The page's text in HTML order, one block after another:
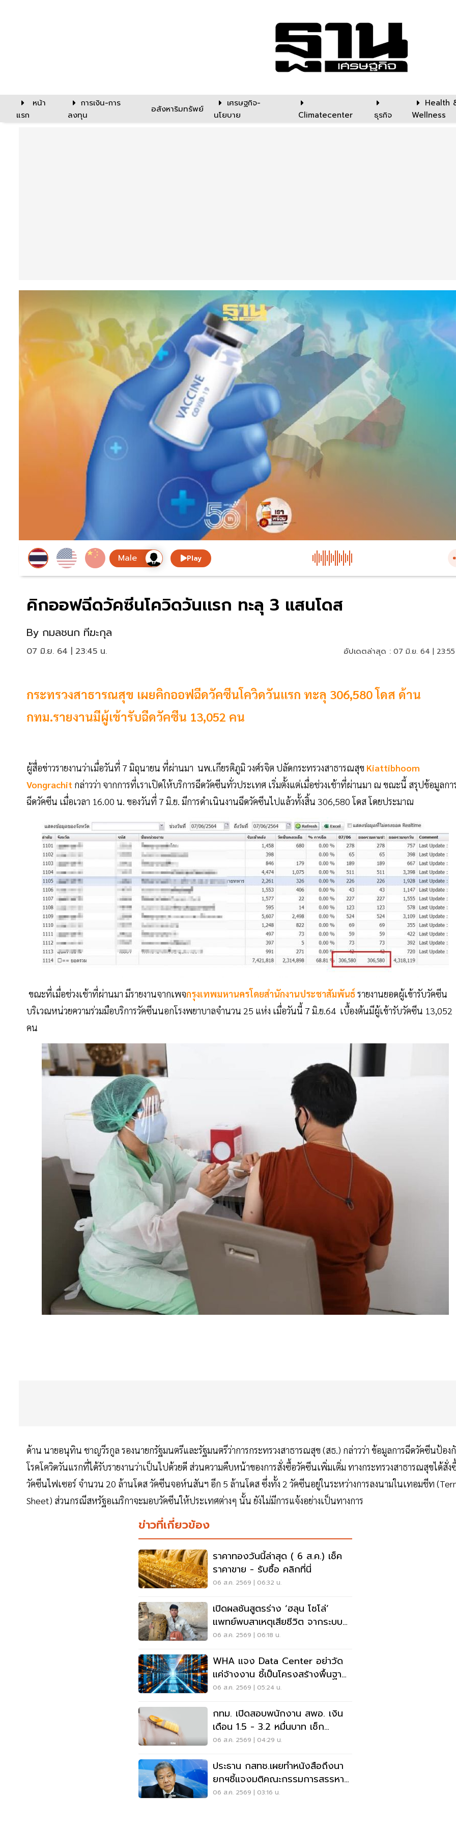
หน้า
แรก
การเงิน-การ
ลงทุน
อสังหาริมทรัพย์
เศรษฐกิจ-
นโยบาย
Climatecenter ธุรกิจ
Health
Wellness
Play
คิกออฟฉีดวัคซีนโควิดวันเเรก ทะลุ 3 แสนโดส
By กมลชนก ทีฆะกุล
07 มิ.ย. 64 | 23:45 น. อัปเดตล่าสุด : 07 มิ.ย. 64 |
กระทรวงสาธารณสุข เผยคิกออฟฉีดวัคซีนโควิดวันแรก ทะลุ 306,580 โดส ด้าน
กทม.รายงานมีผู้เข้ารับฉีดวัคซีน 13,052 คน
ผู้สื่อข่าวรายงานว่าเมื่อวันที่ 7 มิถุนายน ที่ผ่านมา นพ.เกียรติภูมิ วงศ์รจิต ปลัดกระทรวงสาธารณสุข Kiattibhoom
Vongrachit กล่าวว่า จากการที่เราเปิดให้บริการฉีดวัคซีนทั่วประเทศ เริ่มตั้งแต่เมื่อช่วงเช้าที่ผ่านมา ณ ขณะนี้ สรุปข้อมูลกา
ฉีดวัคซีน เมื่อเวลา 16.00 น. ของวันที่ 7 มิ.ย. มีการดำเนินงานฉีดวัคซีนไปแล้วทั้งสิ้น 306,580 โดส โดยประมาณ
ขณะที่เมื่อช่วงเช้าที่ผ่านมา มีรายงานจากเพจกรุงเทพมหานครโดยสำนักงานประชาสัมพันธ์รายงานยอดผู้เข้ารับวัคซีน
บริเวณหน่วยความร่วมมือบริการวัคซีนนอกโรงพยาบาลจำนวน 25 แห่ง เมื่อวันนี้ 7 มิ.ย.64 เบื้องต้นมีผู้เข้ารับวัคซีน 13,052
คน
ด้าน นายอนุทิน ชาญวีรกูล รองนายกรัฐมนตรีและรัฐมนตรีว่าการกระทรวงสาธารณสุข (สธ.) กล่าวว่า ข้อมูลการฉีดวัคซีนป้อง
โรคโควิดวันแรกที่ได้รับรายงานว่าเป็นไปด้วยดี ส่วนความคืบหน้าของการสั่งซื้อวัคซีนเพิ่มเติ่ม ทางกระทรวงสาธารณสุขได้สั่ง
วัคซีนไฟเซอร์ จำนวน 20 ล้านโดส วัคซีนจอห์นสันฯ อีก 5 ล้านโดส ซึ่งทั้ง 2 วัคซีนอยู่ในระหว่างการลงนามในเทอมชีท
Sheet) ส่วนกรณีสหรัฐอเมริกาจะมอบวัคซีนให้ประเทศต่างๆ นั้น ยังไม่มีการแจ้งอย่างเป็นทางการ
ข่าวที่เกี่ยวข้อง
ราคาทองวันนี้ล่าสุด ( 6 ส.ค.) เช็ค
ราคาขาย - รับซื้อ คลิกที่นี่
06 ส.ค. 2569 | 06:32 น.
เปิดผลชันสูตรร่าง ‘ฮลุน โซโล่’
แพทย์พบสาเหตุเสียชีวิต จากระบบ
หัวใจล้มเหลว
06 ส.ค. 2569 | 06:18 น.
WHA แจง Data Center อย่าวัด
แค่จ้างงาน ชี้เป็นโครงสร้างพื้นฐาน
เศรษฐกิจดิจิทัล
06 ส.ค. 2569 | 05:24 น.
กทม. เปิดสอบพนักงาน สพอ. เงิน
เดือน 1.5 - 3.2 หมื่นบาท เช็ก
เงื่อนไข-วิธีสมัครที่นี่
06 ส.ค. 2569 | 04:29 น.
ประธาน กสทช.เผยทำหนังสือถึงนา
ยกฯชี้แจงมติคณะกรรมการสรรหา
กรรมการ กสทช.
06 ส.ค. 2569 | 03:16 น.